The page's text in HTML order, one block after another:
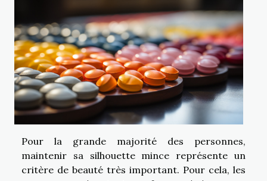
Pour la grande majorité des personnes,
maintenir sa silhouette mince représente un
critère de beauté très important. Pour cela, les